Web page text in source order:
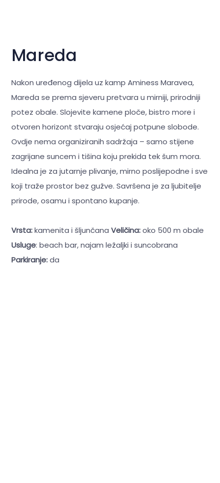
Mareda
Nakon uređenog dijela uz kamp Aminess Maravea,
Mareda se prema sjeveru pretvara u mirniji, prirodniji
potez obale. Slojevite kamene ploče, bistro more i
otvoren horizont stvaraju osjećaj potpune slobode.
Ovdje nema organiziranih sadržaja – samo stijene
zagrijane suncem i tišina koju prekida tek šum mora.
Idealna je za jutarnje plivanje, mirno poslijepodne i sve
koji traže prostor bez gužve. Savršena je za ljubitelje
prirode, osamu i spontano kupanje.
Vrsta:kamenita i šljunčana Veličina:oko 500 m obale
Usluge: beach bar, najam ležaljki i suncobrana
Parkiranje:da